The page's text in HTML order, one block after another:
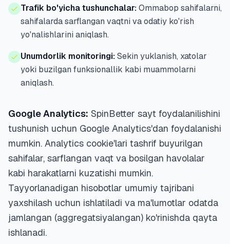
Trafik bo'yicha tushunchalar:Ommabop sahifalarni,
sahifalarda sarflangan vaqtni va odatiy ko'rish
yo'nalishlarini aniqlash.
Unumdorlik monitoringi:Sekin yuklanish, xatolar
yoki buzilgan funksionallik kabi muammolarni
aniqlash.
Google Analytics: SpinBetter sayt foydalanilishini
tushunish uchun Google Analytics'dan foydalanishi
mumkin. Analytics cookie'lari tashrif buyurilgan
sahifalar, sarflangan vaqt va bosilgan havolalar
kabi harakatlarni kuzatishi mumkin.
Tayyorlanadigan hisobotlar umumiy tajribani
yaxshilash uchun ishlatiladi va ma'lumotlar odatda
jamlangan (aggregatsiyalangan) ko'rinishda qayta
ishlanadi.